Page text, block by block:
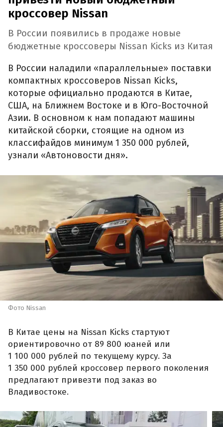
кроссовер Nissan
В России появились в продаже новые
бюджетные кроссоверы Nissan Kicks из Китая
В России наладили «параллельные» поставки
компактных кроссоверов Nissan Kicks,
которые официально продаются в Китае,
США, на Ближнем Востоке и в Юго-Восточной
Азии. В основном к нам попадают машины
китайской сборки, стоящие на одном из
классифайдов минимум 1 350 000 рублей,
узнали «Автоновости дня».
Фото Nissan
В Китае цены на Nissan Kicks стартуют
ориентировочно от 89 800 юаней или
1 100 000 рублей по текущему курсу. За
1 350 000 рублей кроссовер первого поколения
предлагают привезти под заказ во
Владивостоке.